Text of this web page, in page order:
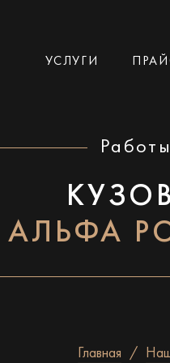
УСЛУГИ
АЛЬФА
Главная